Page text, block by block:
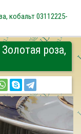
кобальт 03112225-
роза,